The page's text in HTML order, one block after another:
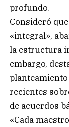
profundo.
Consideró
«integral»,
la estructura
embargo,
planteamiento
recientes
de acuerdos
«Cada